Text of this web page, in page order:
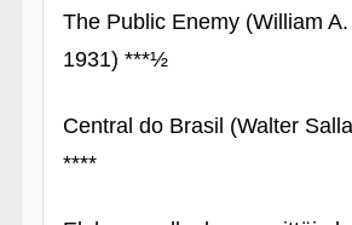
The Public Enemy (William
1931) ***½
Central do Brasil (Walter
****